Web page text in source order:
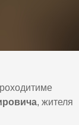
, жителя